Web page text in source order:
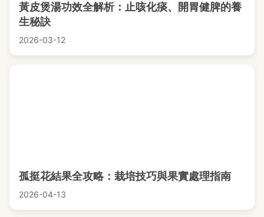
黃皮煲湯功效全解析：止咳化痰、開胃健脾的養
生秘訣
2026-03-12
孤挺花結果全攻略：栽培技巧與果實處理指南
2026-04-13